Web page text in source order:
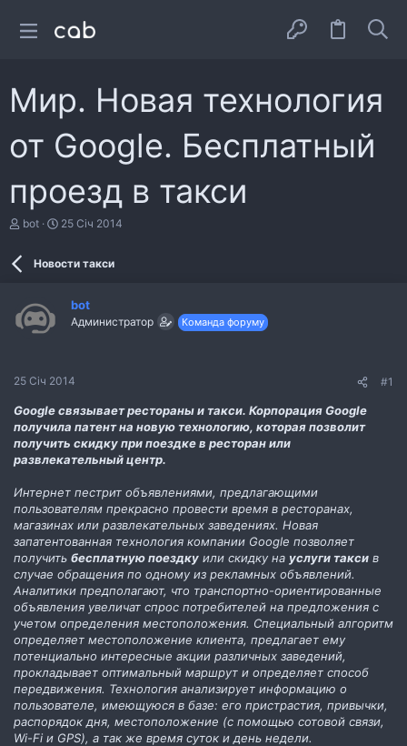
Мир. Новая технология
от Google. Бесплатный
проезд в такси
А
е
м
bot
Д
а
н
25 Січ 2014
Новости такси
bot
Администратор Команда форуму
25 Січ 2014 #1
Google связывает рестораны и такси. Корпорация Google
получила патент на новую технологию, которая позволит
получить скидку при поездке в ресторан или
развлекательный центр.
Интернет пестрит объявлениями, предлагающими
пользователям прекрасно провести время в ресторанах,
магазинах или развлекательных заведениях. Новая
запатентованная технология компании Google позволяет
получить бесплатную поездку или скидку на услуги такси в
случае обращения по одному из рекламных объявлений.
Аналитики предполагают, что транспортно-ориентированные
объявления увеличат спрос потребителей на предложения с
учетом определения местоположения. Специальный алгоритм
определяет местоположение клиента, предлагает ему
потенциально интересные акции различных заведений,
прокладывает оптимальный маршрут и определяет способ
передвижения. Технология анализирует информацию о
пользователе, имеющуюся в базе: его пристрастия, привычки,
распорядок дня, местоположение (с помощью сотовой связи,
Wi-Fi и GPS), а так же время суток и день недели.